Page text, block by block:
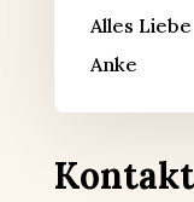
Alles Liebe
Anke
Kontakt